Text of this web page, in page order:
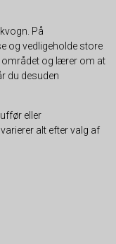
På
og vedligeholde store
området og lærer om at
du desuden
eller
alt efter valg af